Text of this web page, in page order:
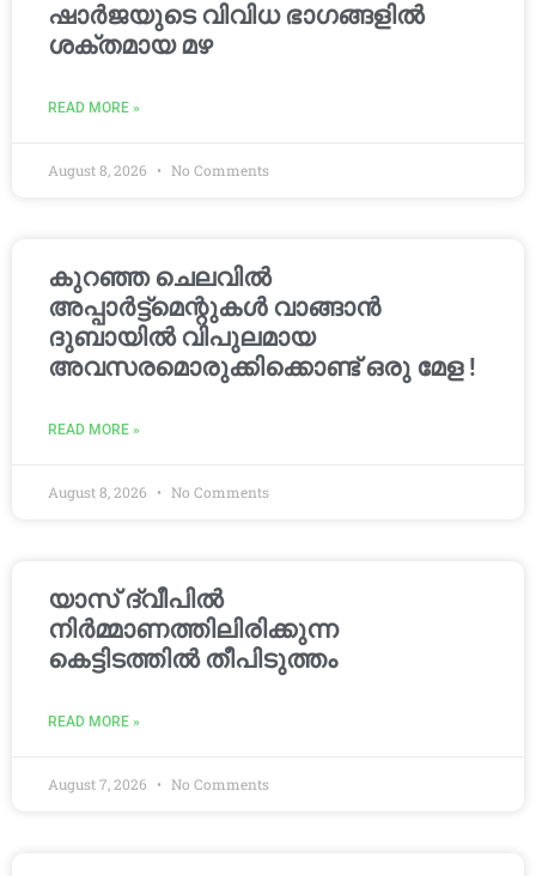
ഷാർജയുടെ വിവിധ ഭാഗങ്ങളിൽ
ശക്തമായ മഴ
READ MORE »
August 8, 2026 No Comments
കുറഞ്ഞ ചെലവിൽ
അപ്പാർട്ട്മെന്റുകൾ വാങ്ങാൻ
ദുബായിൽ വിപുലമായ
അവസരമൊരുക്കിക്കൊണ്ട് ഒരു മേള !
READ MORE »
August 8, 2026 No Comments
യാസ് ദ്വീപിൽ
നിർമ്മാണത്തിലിരിക്കുന്ന
കെട്ടിടത്തിൽ തീപിടുത്തം
READ MORE »
August 7, 2026 No Comments